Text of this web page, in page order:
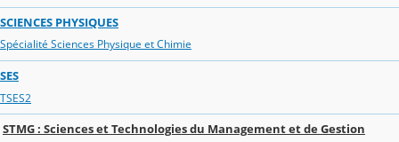
SCIENCES PHYSIQUES
Spécialité Sciences Physique et Chimie
SES
TSES2
STMG : Sciences et Technologies du Management et de Gestion